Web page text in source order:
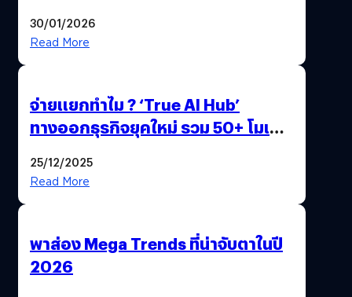
30/01/2026
Read More
จ่ายแยกทำไม ? ‘True AI Hub’
ทางออกธุรกิจยุคใหม่ รวม 50+ โมเดล
25/12/2025
Read More
พาส่อง Mega Trends ที่น่าจับตาในปี
2026